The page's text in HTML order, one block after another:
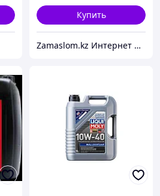
Купить
Zamaslom.kz Интернет магазин.